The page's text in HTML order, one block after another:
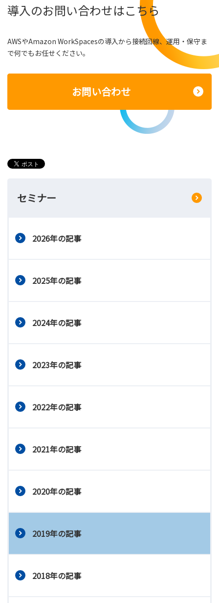
導入のお問い合わせはこちら
AWSやAmazon WorkSpacesの導入から接続回線、運用・保守ま
で何でもお任せください。
お問い合わせ
セミナー
2026年の記事
2025年の記事
2024年の記事
2023年の記事
2022年の記事
2021年の記事
2020年の記事
2019年の記事
2018年の記事